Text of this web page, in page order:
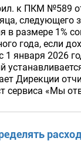
к ПКМ №589
следующего
в размере 1%
года, если
1 января 2026
Дирекции
сервиса «Мы